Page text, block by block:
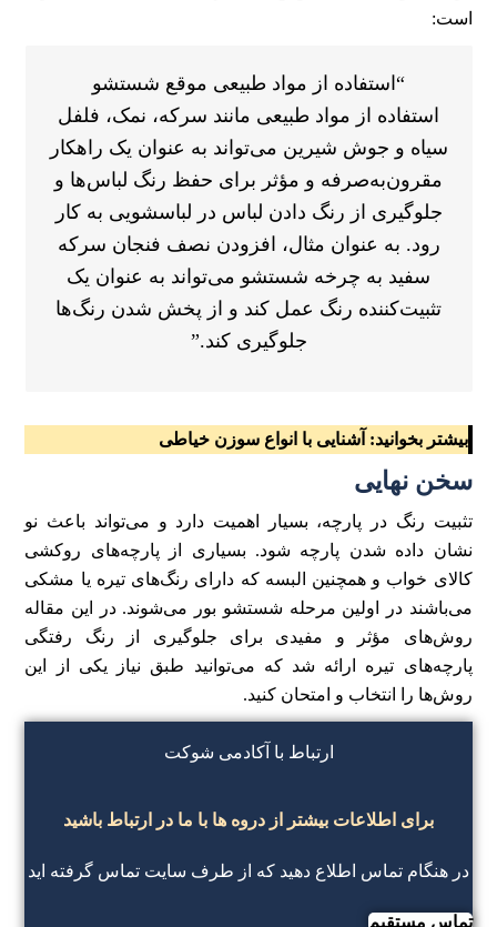
است:
“استفاده از مواد طبیعی موقع شستشو
استفاده از مواد طبیعی مانند سرکه، نمک، فلفل
سیاه و جوش شیرین می‌تواند به عنوان یک راهکار
مقرون‌به‌صرفه و مؤثر برای حفظ رنگ لباس‌ها و
جلوگیری از رنگ دادن لباس در لباسشویی به کار
رود. به‌ عنوان مثال، افزودن نصف فنجان سرکه
سفید به چرخه شستشو می‌تواند به عنوان یک
تثبیت‌کننده رنگ عمل کند و از پخش شدن رنگ‌ها
جلوگیری کند.”
بیشتر بخوانید: آشنایی با انواع سوزن خیاطی
سخن نهایی
تثبیت رنگ در پارچه، بسیار اهمیت دارد و می‌تواند باعث نو
نشان داده شدن پارچه شود. بسیاری از پارچه‌های روکشی
کالای خواب و همچنین البسه که دارای رنگ‌های تیره یا مشکی
می‌باشند در اولین مرحله شستشو بور می‌شوند. در این مقاله
روش‌های مؤثر و مفیدی برای جلوگیری از رنگ رفتگی
پارچه‌های تیره ارائه شد که می‌توانید طبق نیاز یکی از این
روش‌ها را انتخاب و امتحان کنید.
ارتباط با آکادمی شوکت
برای اطلاعات بیشتر از دروه ها با ما در ارتباط باشید
در هنگام تماس اطلاع دهید که از طرف سایت تماس گرفته اید
تماس مستقیم